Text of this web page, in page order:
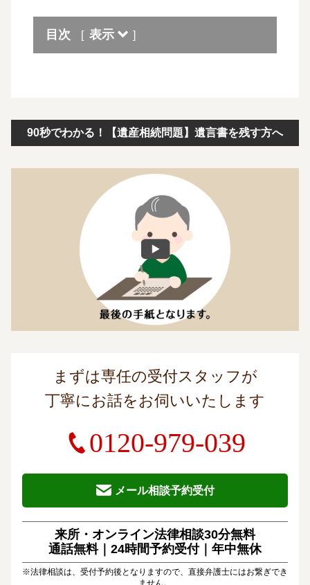
目次 [ 表示 ]
90秒でわかる！【遺産相続問題】遺言書を残す方へ
まずは専任の受付スタッフが
丁寧にお話をお伺いいたします
0120-979-039
メール相談予約受付
来所・オンライン法律相談30分無料
通話無料｜24時間予約受付｜ 年中無休
※法律相談は、受付予約後となりますので、直接弁護士にはお繋ぎでき
ません。